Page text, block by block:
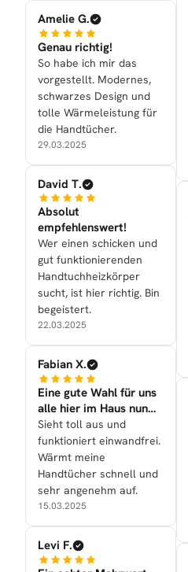
Amelie G.
Genau richtig!
So habe ich mir das
vorgestellt. Modernes,
schwarzes Design und
tolle Wärmeleistung für
die Handtücher.
29.03.2025
David T.
Absolut
empfehlenswert!
Wer einen schicken und
gut funktionierenden
Handtuchheizkörper
sucht, ist hier richtig. Bin
begeistert.
22.03.2025
Fabian X.
Eine gute Wahl für uns
alle hier im Haus nun
mal getroffen
Sieht toll aus und
funktioniert einwandfrei.
Wärmt meine
Handtücher schnell und
sehr angenehm auf.
15.03.2025
Levi F.